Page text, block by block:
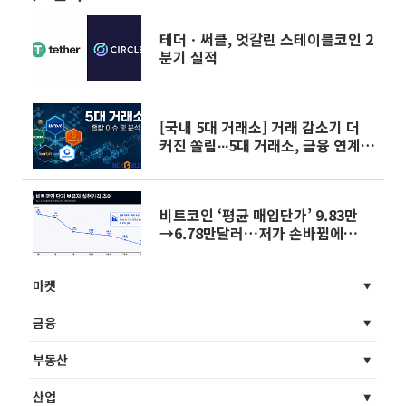
테더ㆍ써클, 엇갈린 스테이블코인 2
분기 실적
[국내 5대 거래소] 거래 감소기 더
커진 쏠림∙∙∙5대 거래소, 금융 연계와
비트코인 ‘평균 매입단가’ 9.83만
→6.78만달러…저가 손바뀜에
마켓
금융
부동산
산업